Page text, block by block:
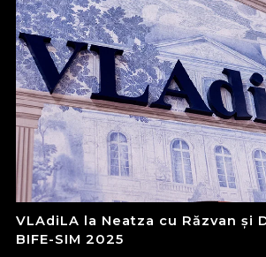
VLAdiLA la Neatza cu Răzvan și
BIFE-SIM 2025